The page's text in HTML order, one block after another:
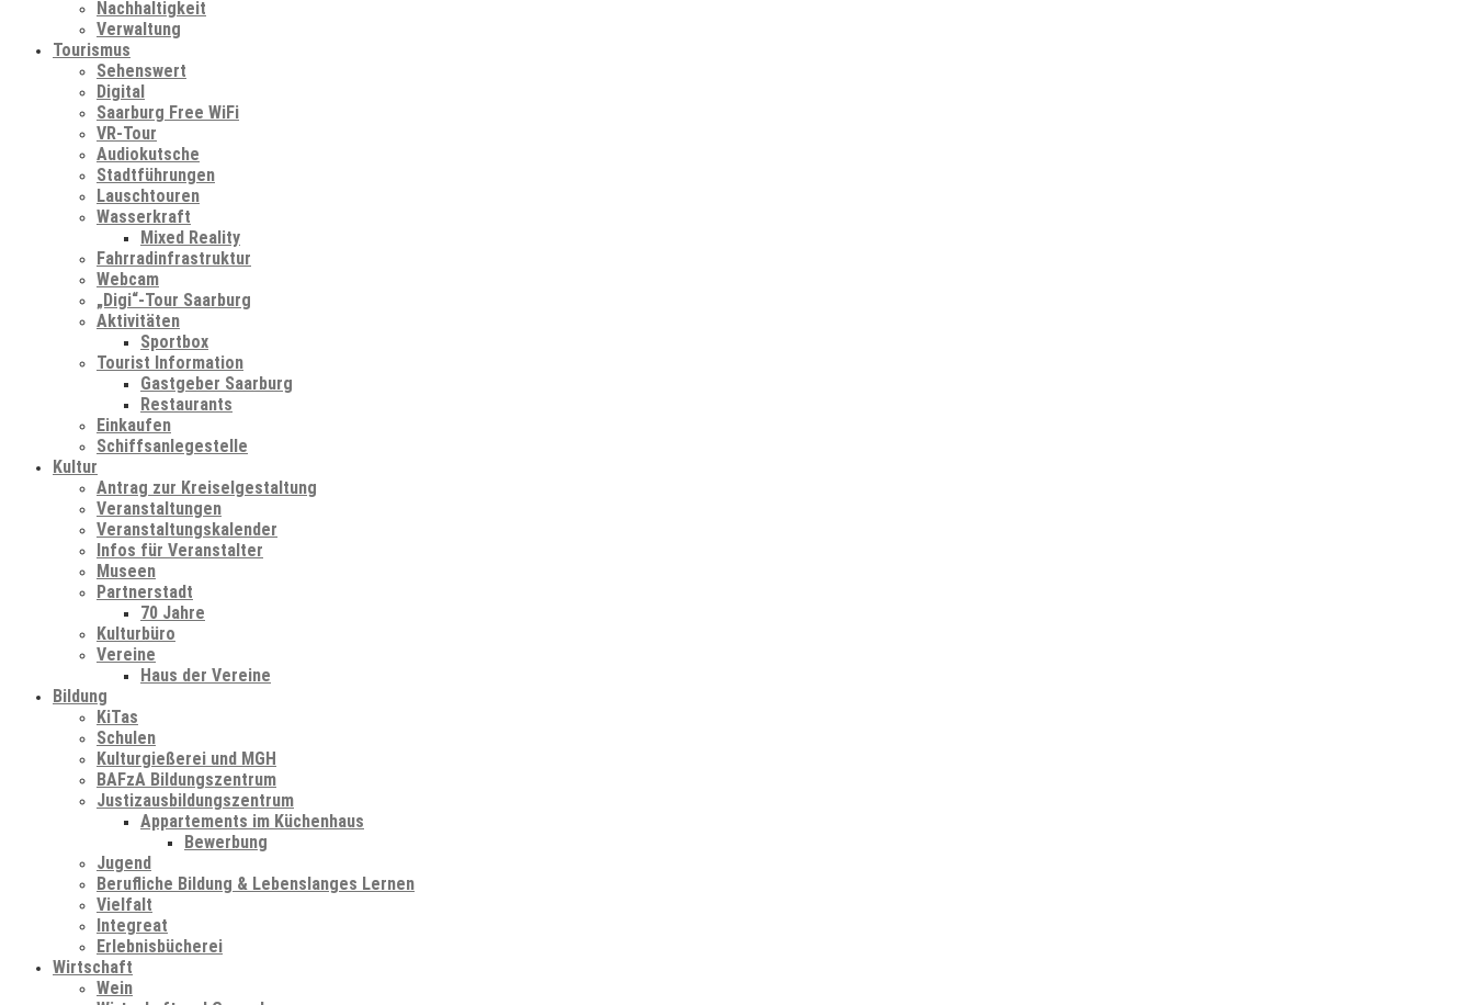
Nachhaltigkeit
Verwaltung
Tourismus
Sehenswert
Digital
Saarburg Free WiFi
VR-Tour
Audiokutsche
Stadtführungen
Lauschtouren
Wasserkraft
Mixed Reality
Fahrradinfrastruktur
Webcam
„Digi“-Tour Saarburg
Aktivitäten
Sportbox
Tourist Information
Gastgeber Saarburg
Restaurants
Einkaufen
Schiffsanlegestelle
Kultur
Antrag zur Kreiselgestaltung
Veranstaltungen
Veranstaltungskalender
Infos für Veranstalter
Museen
Partnerstadt
70 Jahre
Kulturbüro
Vereine
Haus der Vereine
Bildung
KiTas
Schulen
Kulturgießerei und MGH
BAFzA Bildungszentrum
Justizausbildungszentrum
Appartements im Küchenhaus
Bewerbung
Jugend
Berufliche Bildung & Lebenslanges Lernen
Vielfalt
Integreat
Erlebnisbücherei
Wirtschaft
Wein